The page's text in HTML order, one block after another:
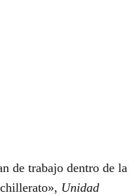
de trabajo dentro de la
Unidad